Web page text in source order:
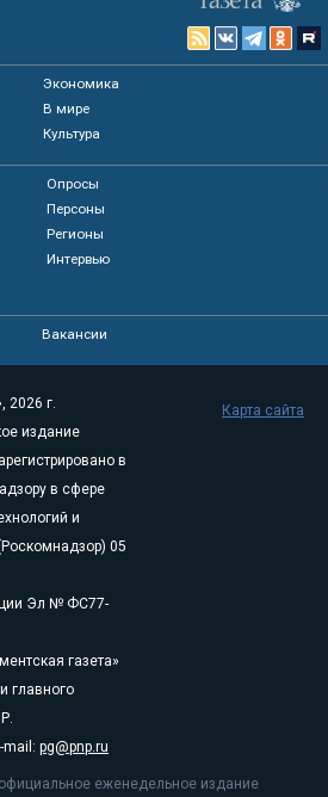
Экономика
В мире
Культура
Опросы
Персоны
Регионы
Интервью
Вакансии
2026 г.
издание
в
в сфере
и
05
Эл № ФС77-
газета»
главного
mail: pg@pnp.ru
еженедельное издание
Карта сайта